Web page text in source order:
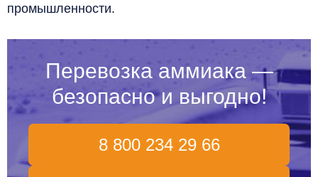
промышленности.
Перевозка аммиака —
безопасно и выгодно!
8 800 234 29 66